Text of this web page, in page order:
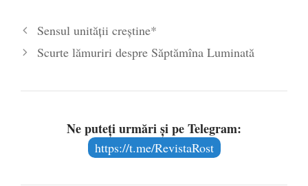
poetului Octavian Goga, înlăturat din Iași
- 16 aprilie 2026
Sensul unității creștine*
Scurte lămuriri despre Săptămîna Luminată
Ne puteți urmări și pe Telegram:
https://t.me/RevistaRost